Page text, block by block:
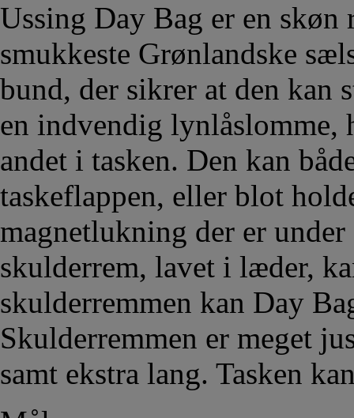
Ussing Day Bag er en
smukkeste Grønlandske
bund, der sikrer at den kan
en indvendig lynlåslomme,
andet i tasken. Den kan
taskeflappen, eller blot
magnetlukning der er
skulderrem, lavet i læder,
skulderremmen kan Day
Skulderremmen er meget
samt ekstra lang. Tasken